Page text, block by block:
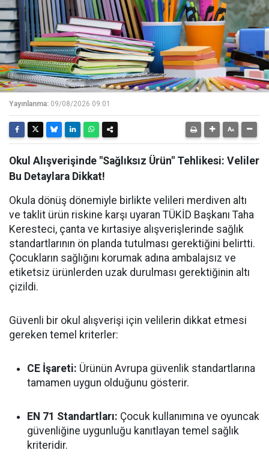
Yayınlanma: 09/08/2026 09:01
Okul Alışverişinde "Sağlıksız Ürün" Tehlikesi: Veliler
Bu Detaylara Dikkat!
Okula dönüş dönemiyle birlikte velileri merdiven altı
ve taklit ürün riskine karşı uyaran TÜKİD Başkanı Taha
Keresteci, çanta ve kırtasiye alışverişlerinde sağlık
standartlarının ön planda tutulması gerektiğini belirtti.
Çocukların sağlığını korumak adına ambalajsız ve
etiketsiz ürünlerden uzak durulması gerektiğinin altı
çizildi.
Güvenli bir okul alışverişi için velilerin dikkat etmesi
gereken temel kriterler:
CE İşareti: Ürünün Avrupa güvenlik standartlarına
tamamen uygun olduğunu gösterir.
EN 71 Standartları: Çocuk kullanımına ve oyuncak
güvenliğine uygunluğu kanıtlayan temel sağlık
kriteridir.